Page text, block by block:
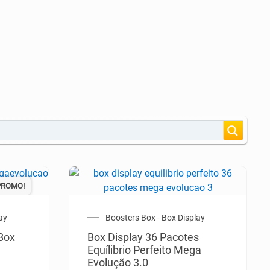
Boosters Box - Box Display
Box Display 36 Pacotes
Equílibrio Perfeito Mega
Evolução 3.0